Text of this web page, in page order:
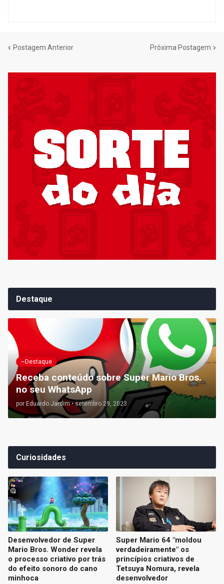
Postagem Anterior Próxima Postagem
Destaque
~Destaque
Receba conteúdo sobre Super Mario Bros.
no seu WhatsApp
por Eduardo Jardim • setembro 29, 2023
Curiosidades
Desenvolvedor de Super
Mario Bros. Wonder revela
o processo criativo por trás
do efeito sonoro do cano
minhoca
Super Mario 64 "moldou
verdadeiramente" os
princípios criativos de
Tetsuya Nomura, revela
desenvolvedor